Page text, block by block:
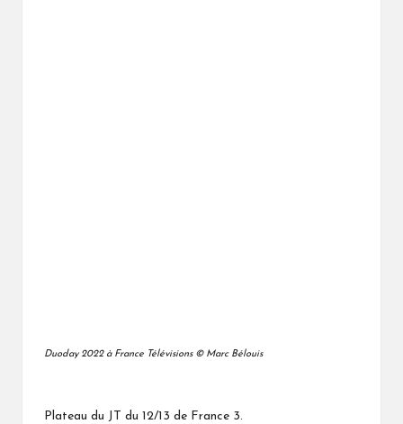
Duoday 2022 à France Télévisions © Marc Bélouis
Plateau du JT du 12/13 de France 3.